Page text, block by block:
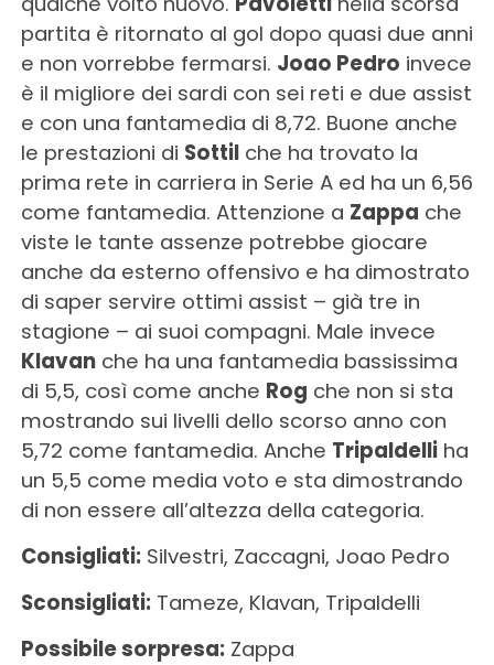
partita è ritornato al gol dopo quasi due anni
e non vorrebbe fermarsi. Joao Pedro invece
è il migliore dei sardi con sei reti e due assist
e con una fantamedia di 8,72. Buone anche
le prestazioni di Sottilche ha trovato la
prima rete in carriera in Serie A ed ha un 6,56
come fantamedia. Attenzione a Zappa che
viste le tante assenze potrebbe giocare
anche da esterno offensivo e ha dimostrato
di saper servire ottimi assist – già tre in
stagione – ai suoi compagni. Male invece
Klavanche ha una fantamedia bassissima
di 5,5, così come anche Rog che non si sta
mostrando sui livelli dello scorso anno con
5,72 come fantamedia. Anche Tripaldelliha
un 5,5 come media voto e sta dimostrando
di non essere all’altezza della categoria.
Consigliati:Silvestri, Zaccagni, Joao Pedro
Sconsigliati:Tameze, Klavan, Tripaldelli
Possibile sorpresa:Zappa